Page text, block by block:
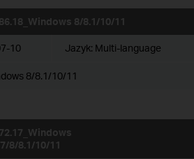
8/8.1/10/11
10 Jazyk: Multi-language
8/8.1/10/11
8/8.1/10/11